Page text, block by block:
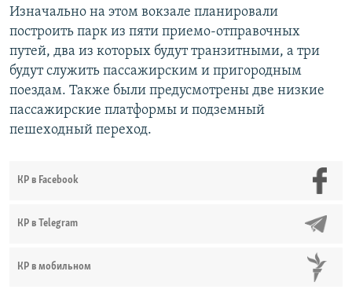
Изначально на этом вокзале планировали
построить парк из пяти приемо-отправочных
путей, два из которых будут транзитными, а три
будут служить пассажирским и пригородным
поездам. Также были предусмотрены две низкие
пассажирские платформы и подземный
пешеходный переход.
КР в Facebook
КР в Telegram
КР в мобильном